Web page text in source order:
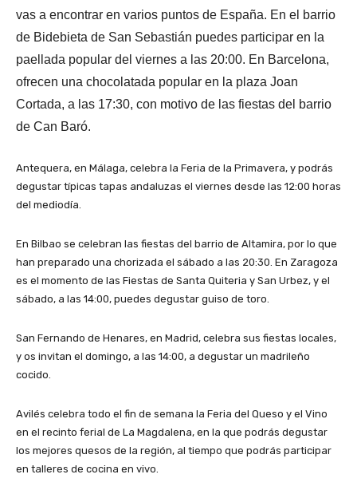
vas a encontrar en varios puntos de España. En el barrio
de Bidebieta de San Sebastián puedes participar en la
paellada popular del viernes a las 20:00. En Barcelona,
ofrecen una chocolatada popular en la plaza Joan
Cortada, a las 17:30, con motivo de las fiestas del barrio
de Can Baró.
Antequera, en Málaga, celebra la Feria de la Primavera, y podrás
degustar típicas tapas andaluzas el viernes desde las 12:00 horas
del mediodía.
En Bilbao se celebran las fiestas del barrio de Altamira, por lo que
han preparado una chorizada el sábado a las 20:30. En Zaragoza
es el momento de las Fiestas de Santa Quiteria y San Urbez, y el
sábado, a las 14:00, puedes degustar guiso de toro.
San Fernando de Henares, en Madrid, celebra sus fiestas locales,
y os invitan el domingo, a las 14:00, a degustar un madrileño
cocido.
Avilés celebra todo el fin de semana la Feria del Queso y el Vino
en el recinto ferial de La Magdalena, en la que podrás degustar
los mejores quesos de la región, al tiempo que podrás participar
en talleres de cocina en vivo.